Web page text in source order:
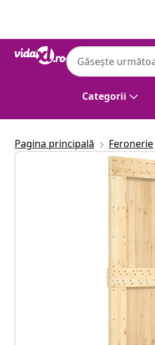
Categorii
Pagina principală Feronerie